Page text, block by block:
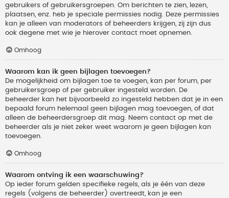
gebruikers of gebruikersgroepen. Om berichten te zien, lezen,
plaatsen, enz. heb je speciale permissies nodig. Deze permissies
kan je alleen van moderators of beheerders krijgen, zij zijn dus
ook degene met wie je hierover contact moet opnemen.
Omhoog
Waarom kan ik geen bijlagen toevoegen?
De mogelijkheid om bijlagen toe te voegen, kan per forum, per
gebruikersgroep of per gebruiker ingesteld worden. De
beheerder kan het bijvoorbeeld zo ingesteld hebben dat je in een
bepaald forum helemaal geen bijlagen mag toevoegen, of dat
alleen de beheerdersgroep dit mag. Neem contact op met de
beheerder als je niet zeker weet waarom je geen bijlagen kan
toevoegen.
Omhoog
Waarom ontving ik een waarschuwing?
Op ieder forum gelden specifieke regels, als je één van deze
regels (volgens de beheerder) overtreedt, kan je een